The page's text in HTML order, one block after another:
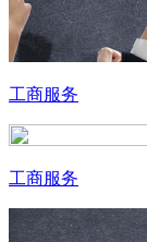
工商服务
工商服务